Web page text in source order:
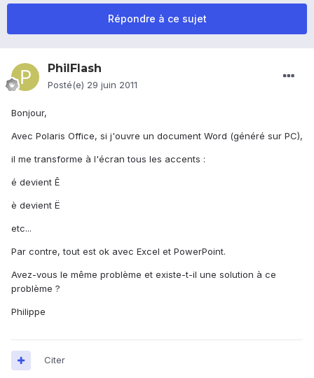
Répondre à ce sujet
PhilFlash
Posté(e) 29 juin 2011
Bonjour,
Avec Polaris Office, si j'ouvre un document Word (généré sur PC),
il me transforme à l'écran tous les accents :
é devient Ê
è devient Ë
etc...
Par contre, tout est ok avec Excel et PowerPoint.
Avez-vous le même problème et existe-t-il une solution à ce
problème ?
Philippe
Citer